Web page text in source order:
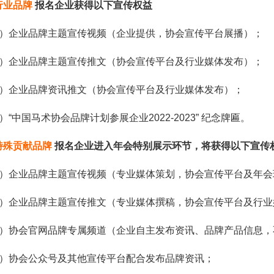
业品牌 报名企业获得以下宣传权益
企业品牌主题宣传视频（企业提供，协会宣传平台展播）；
企业品牌主题宣传推文（协会宣传平台及行业媒体发布）；
企业品牌资讯推文（协会宣传平台及行业媒体发布）；
“中国马术协会品牌计划参展企业2022-2023” 纪念牌匾。
殊贡献品牌 报名企业进入年会特别展示环节，将获得以下宣传
企业品牌主题宣传视频（专业媒体策划，协会宣传平台及年
企业品牌主题宣传推文（专业媒体撰稿，协会宣传平台及行
协会官网品牌专属频道（企业自主发布资讯、品牌产品信息
协会公众号及其他宣传平台配合发布品牌资讯；